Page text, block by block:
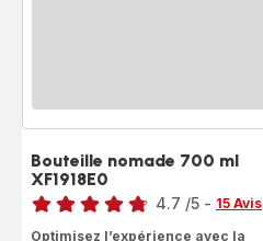
Bouteille nomade 700 ml
XF1918E0
Note
4.7 /5 - 15 Avis
Optimisez l’expérience avec la